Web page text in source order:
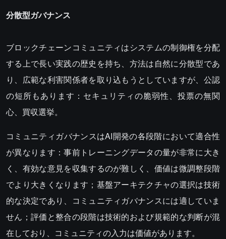
分散型ガバナンス
ブロックチェーンコミュニティはシステムの制御権を分配
する上で長い実践の歴史を持ち、方法は自然に分散型であ
り、広範な利害関係者を取り込もうとしていますが、公認
の短所もあります：セキュリティの脆弱性、投票の無関
心、買収選挙。
コミュニティガバナンスはAI開発の各段階において適合性
が異なります：事前トレーニングデータの量が非常に大き
く、有効な意見を収集するのが難しく、価値は微調整段階
でより大きくなります；基盤アーキテクチャの選択は技術
的な決定であり、コミュニティガバナンスには適していま
せん；評価と整合の段階は技術的および規範的な判断が混
在しており、コミュニティの入力は価値があります。